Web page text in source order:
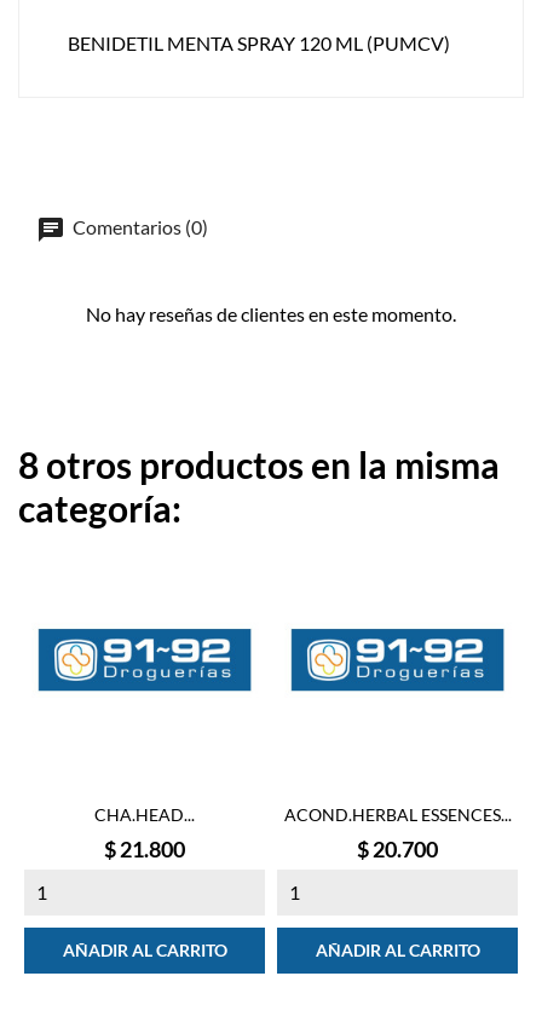
BENIDETIL MENTA SPRAY 120 ML (PUMCV)
Comentarios (0)
No hay reseñas de clientes en este momento.
8 otros productos en la misma
categoría:
CHA.HEAD...
Precio
$ 21.800
AÑADIR AL CARRITO
ACOND.HERBAL ESSENCES...
Precio
$ 20.700
AÑADIR AL CARRITO